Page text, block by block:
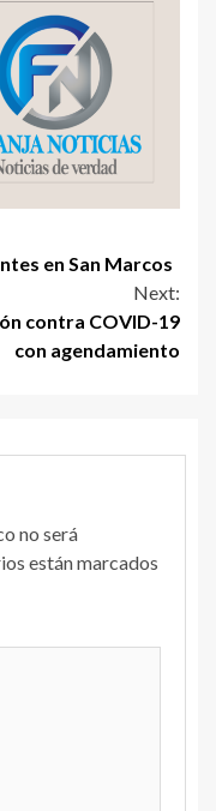
en San Marcos
Next:
contra COVID-19
con agendamiento
no será
están marcados